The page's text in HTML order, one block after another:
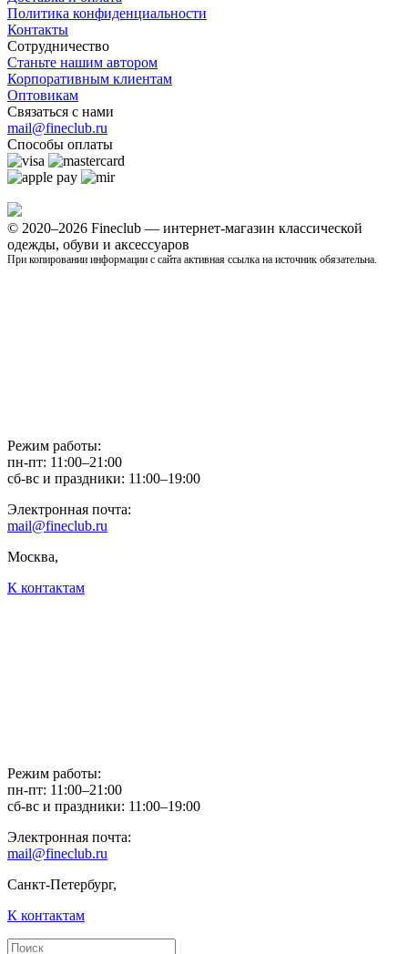
Политика конфиденциальности
Контакты
Сотрудничество
Станьте нашим автором
Корпоративным клиентам
Оптовикам
Связаться с нами
mail@fineclub.ru
Способы оплаты
© 2020–2026 Fineclub — интернет-магазин классической
одежды, обуви и аксессуаров
При копировании информации с сайта активная ссылка на источник обязательна.
Режим работы:
пн-пт: 11:00–21:00
сб-вс и праздники: 11:00–19:00
Электронная почта:
mail@fineclub.ru
Москва,
К контактам
Режим работы:
пн-пт: 11:00–21:00
сб-вс и праздники: 11:00–19:00
Электронная почта:
mail@fineclub.ru
Санкт-Петербург,
К контактам